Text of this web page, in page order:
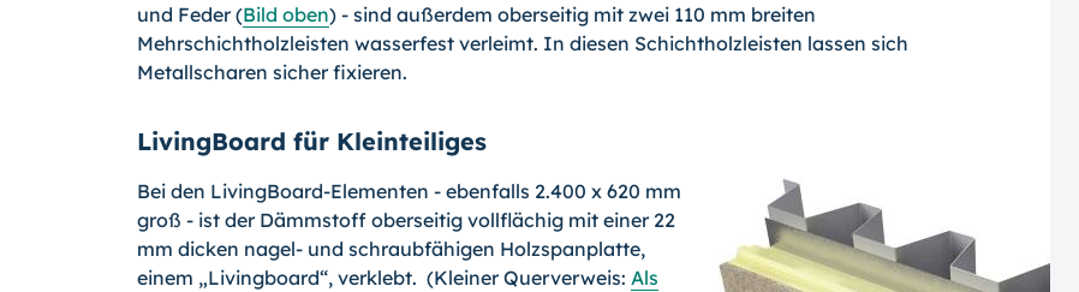
und Feder (Bild oben) - sind außerdem oberseitig mit zwei 110 mm breiten
Mehrschichtholzleisten wasserfest verleimt. In diesen Schichtholzleisten lassen sich
Metallscharen sicher fixieren.
LivingBoard für Kleinteiliges
Bei den LivingBoard-Elementen - ebenfalls 2.400 x 620 mm
groß - ist der Dämmstoff oberseitig vollflächig mit einer 22
mm dicken nagel- und schraubfähigen Holzspanplatte,
einem „Livingboard“, verklebt. (Kleiner Querverweis: Als